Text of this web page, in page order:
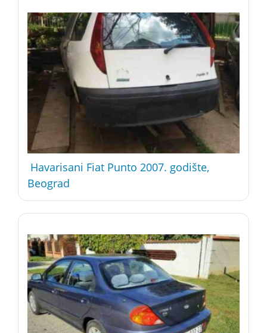
Havarisani Fiat Punto 2007. godište,
Beograd